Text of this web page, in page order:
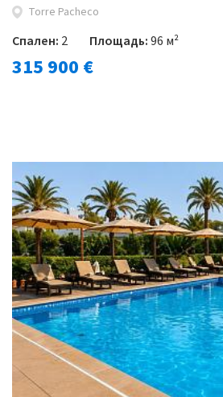
Torre Pacheco
Спален: 2 Площадь:96 м²
315 900 €